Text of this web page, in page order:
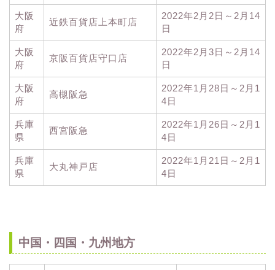
大阪
府
近鉄百貨店上本町店
2022年2月2日～2月14
日
大阪
府
京阪百貨店守口店
2022年2月3日～2月14
日
大阪
府
高槻阪急
2022年1月28日～2月1
4日
兵庫
県
西宮阪急
2022年1月26日～2月1
4日
兵庫
県
大丸神戸店
2022年1月21日～2月1
4日
中国・四国・九州地方